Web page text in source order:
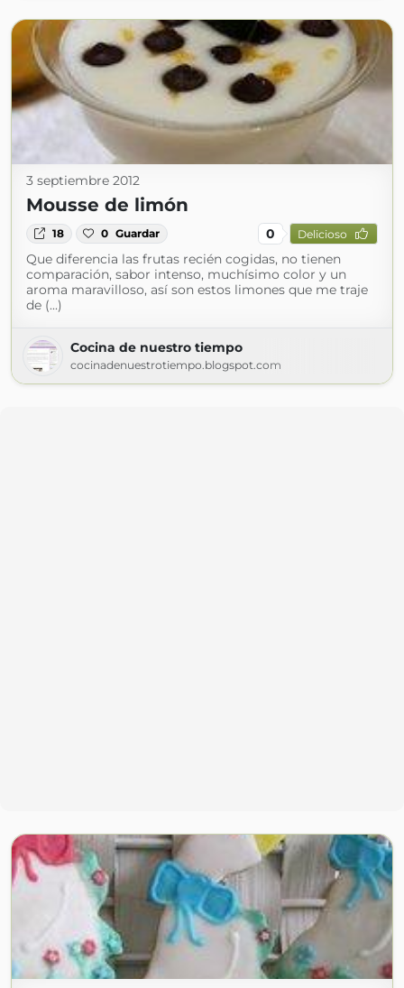
3 septiembre 2012
Mousse de limón
18 0 Guardar 0 Delicioso
Que diferencia las frutas recién cogidas, no tienen
comparación, sabor intenso, muchísimo color y un
aroma maravilloso, así son estos limones que me traje
de (...)
Cocina de nuestro tiempo
cocinadenuestrotiempo.blogspot.com